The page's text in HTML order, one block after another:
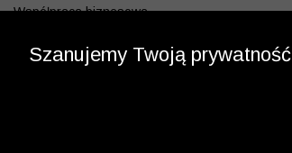
Współpraca biznesowa
Program lojalnościowy
Szanujemy Twoją prywatność